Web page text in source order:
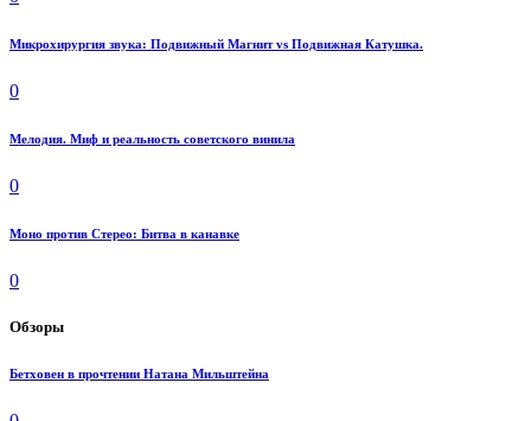
Микрохирургия звука: Подвижный Магнит vs Подвижная Катушка.
0
Мелодия. Миф и реальность советского винила
0
Моно против Стерео: Битва в канавке
0
Обзоры
Бетховен в прочтении Натана Мильштейна